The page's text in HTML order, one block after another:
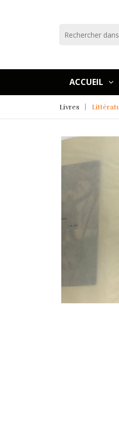
ACCUEIL
Livres